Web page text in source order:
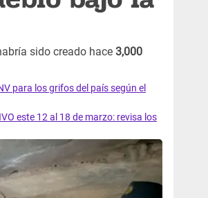
sido creado hace 3,000
para los grifos del país según el
este 12 al 18 de marzo: revisa los